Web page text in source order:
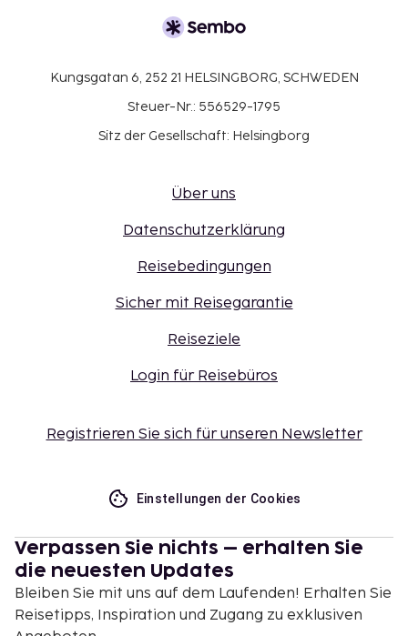
Kungsgatan 6, 252 21 HELSINGBORG, SCHWEDEN
Steuer-Nr.: 556529-1795
Sitz der Gesellschaft: Helsingborg
Über uns
Datenschutzerklärung
Reisebedingungen
Sicher mit Reisegarantie
Reiseziele
Login für Reisebüros
Registrieren Sie sich für unseren Newsletter
Einstellungen der Cookies
Verpassen Sie nichts – erhalten Sie
die neuesten Updates
Bleiben Sie mit uns auf dem Laufenden! Erhalten Sie
Reisetipps, Inspiration und Zugang zu exklusiven